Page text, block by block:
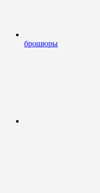
брошюры